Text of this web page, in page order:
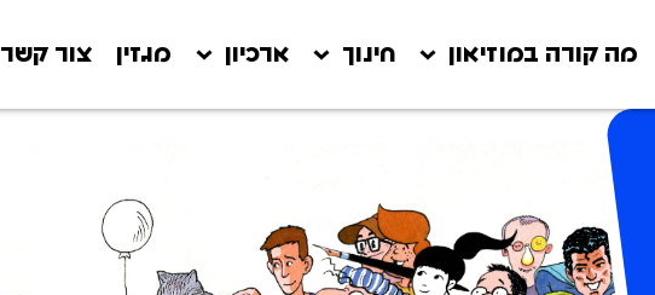
מה קורה במוזיאון חינוך ארכיון מגזין צור קשר